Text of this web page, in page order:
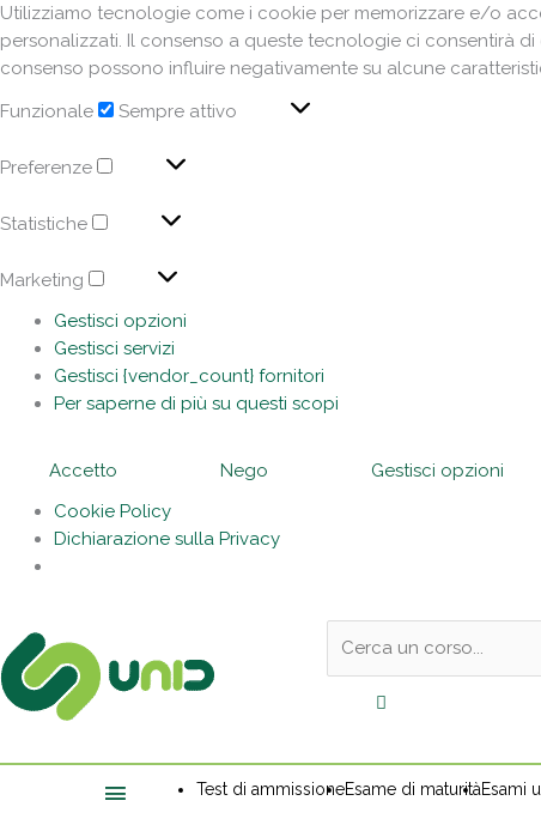
Utilizziamo tecnologie come i cookie per memorizzare e/o
personalizzati. Il consenso a queste tecnologie ci consentirà
consenso possono influire negativamente su alcune
Funzionale
Sempre attivo
Preferenze
Statistiche
Marketing
Gestisci opzioni
Gestisci servizi
Gestisci {vendor_count} fornitori
Per saperne di più su questi scopi
Accetto Nego Gestisci opzioni
Cookie Policy
Dichiarazione sulla Privacy
l'header
Test di ammissioneEsame di maturitàEsami